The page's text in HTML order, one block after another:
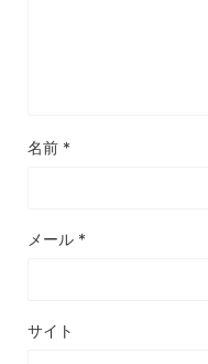
名前 *
メール *
サイト